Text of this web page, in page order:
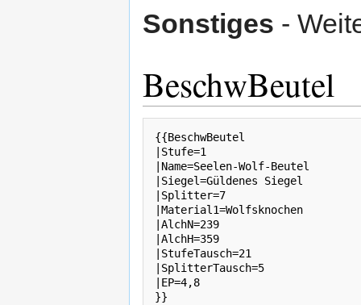
Sonstiges -
BeschwBeutel
{{BeschwBeutel
|Stufe=1
|Name=Seelen-Wolf-Beutel
|Siegel=Güldenes Siegel
|Splitter=7
|Material1=Wolfsknochen
|AlchN=239
|AlchH=359
|StufeTausch=21
|SplitterTausch=5
|EP=4,8